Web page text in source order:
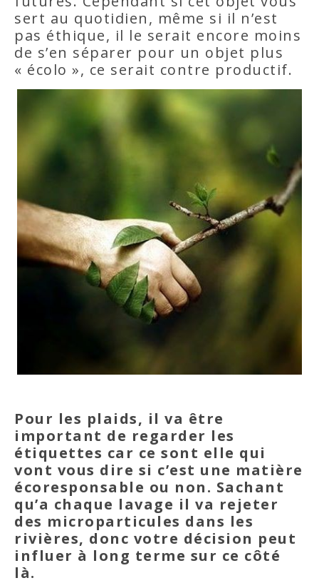
sert au quotidien, même si il n’est
pas éthique, il le serait encore moins
de s’en séparer pour un objet plus
« écolo », ce serait contre productif.
Pour les plaids, il va être
important de regarder les
étiquettes car ce sont elle qui
vont vous dire si c’est une matière
écoresponsable ou non. Sachant
qu’a chaque lavage il va rejeter
des microparticules dans les
rivières, donc votre décision peut
influer à long terme sur ce côté
là.